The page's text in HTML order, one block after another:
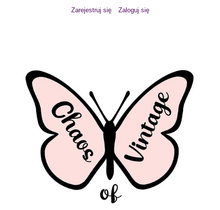
Zarejestruj się Zaloguj się